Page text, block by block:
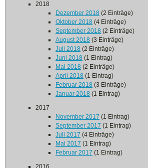
2018
Dezember 2018 (2 Einträge)
Oktober 2018 (4 Einträge)
September 2018 (2 Einträge)
August 2018 (3 Einträge)
Juli 2018 (2 Einträge)
Juni 2018 (1 Eintrag)
Mai 2018 (2 Einträge)
April 2018 (1 Eintrag)
Februar 2018 (3 Einträge)
Januar 2018 (1 Eintrag)
2017
November 2017 (1 Eintrag)
September 2017 (1 Eintrag)
Juli 2017 (4 Einträge)
Mai 2017 (1 Eintrag)
Februar 2017 (1 Eintrag)
2016